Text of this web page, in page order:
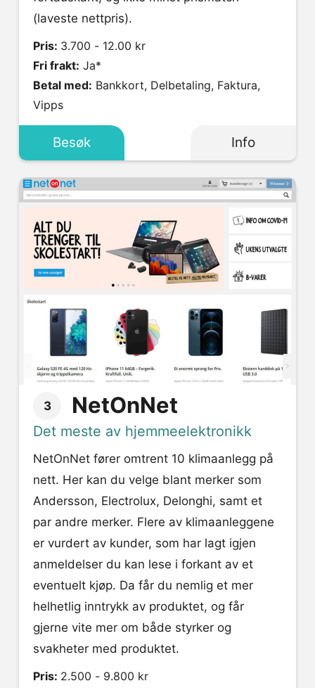
(laveste nettpris).
Pris: 3.700 - 12.00 kr
Fri frakt: Ja*
Betal med:
Vipps
Besøk Info
3 NetOnNet
Det meste av hjemmeelektronikk
NetOnNet fører omtrent 10 klimaanlegg på
nett. Her kan du velge blant merker som
Andersson, Electrolux, Delonghi, samt et
par andre merker. Flere av klimaanleggene
er vurdert av kunder, som har lagt igjen
anmeldelser du kan lese i forkant av et
eventuelt kjøp. Da får du nemlig et mer
helhetlig inntrykk av produktet, og får
gjerne vite mer om både styrker og
svakheter med produktet.
Pris: 2.500 - 9.800 kr